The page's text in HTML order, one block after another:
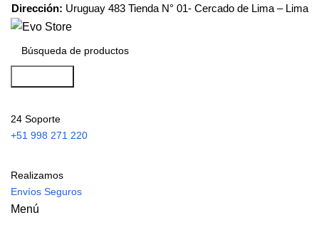
Dirección: Uruguay 483 Tienda N° 01- Cercado de Lima – Lima
24 Soporte
+51 998 271 220
Realizamos
Envíos Seguros
Menú